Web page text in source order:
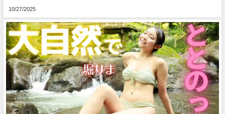
10/27/2025